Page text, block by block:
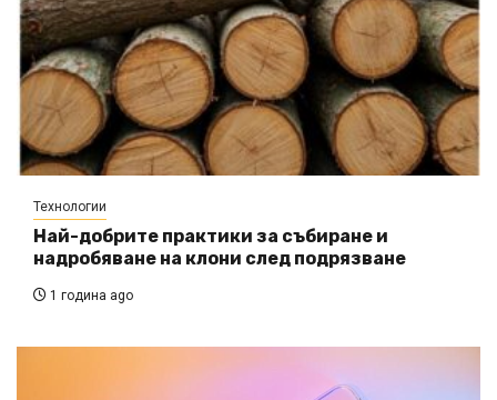
Технологии
Най-добрите практики за събиране и
надробяване на клони след подрязване
1 година ago